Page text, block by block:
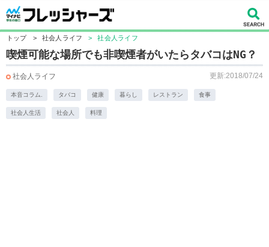
トップ > 社会人ライフ > 社会人ライフ
喫煙可能な場所でも非喫煙者がいたらタバコはNG？
社会人ライフ 更新:2018/07/24
本音コラム. タバコ 健康 暮らし レストラン 食事
社会人生活 社会人 料理